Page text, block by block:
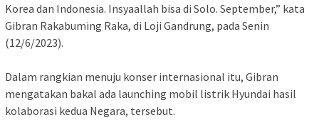
Korea dan Indonesia. Insyaallah bisa di Solo. September,” kata
Gibran Rakabuming Raka, di Loji Gandrung, pada Senin
(12/6/2023).
Dalam rangkian menuju konser internasional itu, Gibran
mengatakan bakal ada launching mobil listrik Hyundai hasil
kolaborasi kedua Negara, tersebut.